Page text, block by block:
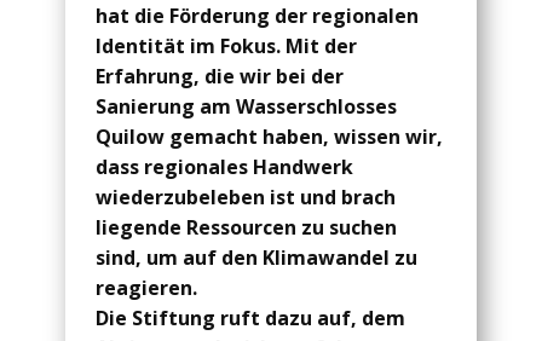
hat die Förderung der regionalen
Identität im Fokus. Mit der
Erfahrung, die wir bei der
Sanierung am Wasserschlosses
Quilow gemacht haben, wissen wir,
dass regionales Handwerk
wiederzubeleben ist und brach
liegende Ressourcen zu suchen
sind, um auf den Klimawandel zu
reagieren.
Die Stiftung ruft dazu auf, dem